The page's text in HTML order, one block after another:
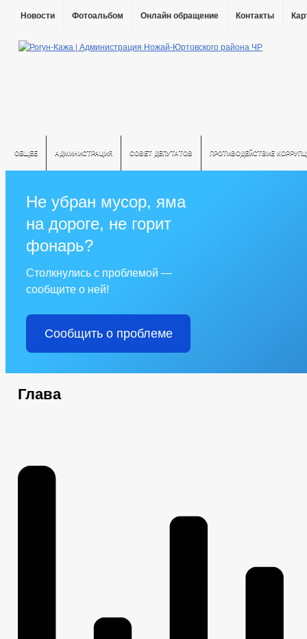
Новости Фотоальбом Онлайн обращение Контакты
ОБЩЕЕ АДМИНИСТРАЦИЯ СОВЕТ ДЕПУТАТОВ ПРОТИВОДЕЙСТВИЕ
Не убран мусор, яма
на дороге, не горит
фонарь?
Столкнулись с проблемой —
сообщите о ней!
Сообщить о проблеме
Глава